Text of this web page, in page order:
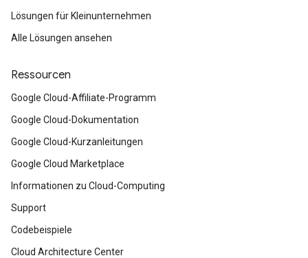
Lösungen für Kleinunternehmen
Alle Lösungen ansehen
Ressourcen
Google Cloud-Affiliate-Programm
Google Cloud-Dokumentation
Google Cloud-Kurzanleitungen
Google Cloud Marketplace
Informationen zu Cloud-Computing
Support
Codebeispiele
Cloud Architecture Center